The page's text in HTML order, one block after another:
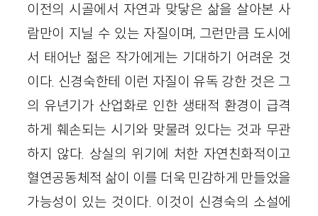
이전의 시골에서 자연과 맞닿은 삶을 살아본 사
람만이 지닐 수 있는 자질이며, 그런만큼 도시에
서 태어난 젊은 작가에게는 기대하기 어려운 것
이다. 신경숙한테 이런 자질이 유독 강한 것은 그
의 유년기가 산업화로 인한 생태적 환경이 급격
하게 훼손되는 시기와 맞물려 있다는 것과 무관
하지 않다. 상실의 위기에 처한 자연친화적이고
혈연공동체적 삶이 이를 더욱 민감하게 만들었을
가능성이 있는 것이다. 이것이 신경숙의 소설에